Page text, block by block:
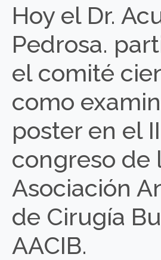
Hoy el Dr.
Pedrosa.
el comité
como
poster en el
congreso de
Asociación
de Cirugía
AACIB.